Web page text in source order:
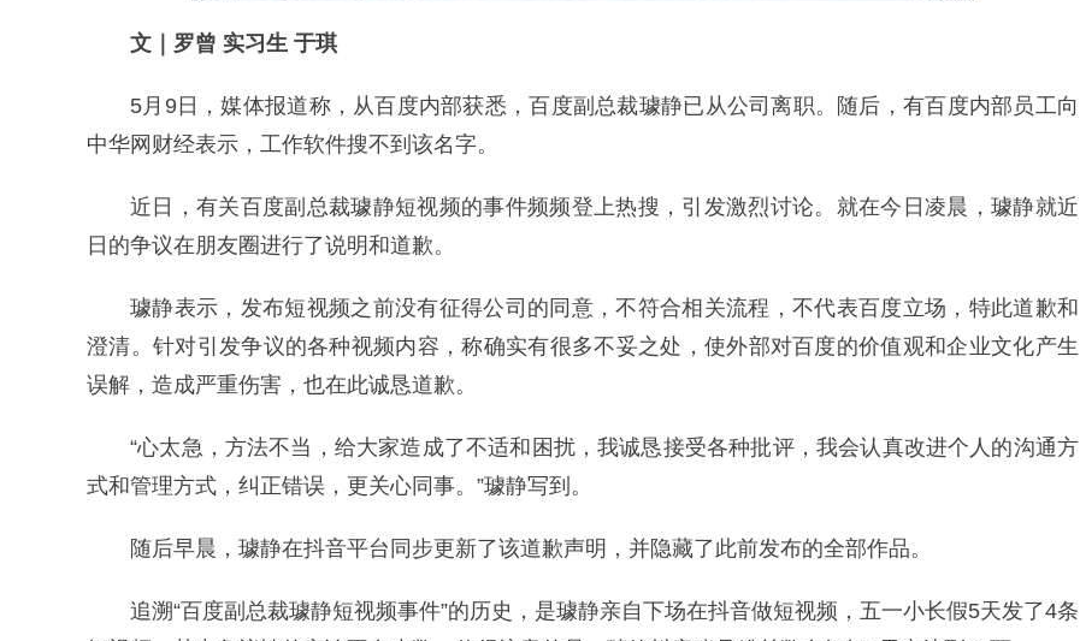
文｜罗曾 实习生 于琪
5月9日，媒体报道称，从百度内部获悉，百度副总裁璩静已从公司离职。随后，有百度内部员工向
中华网财经表示，工作软件搜不到该名字。
近日，有关百度副总裁璩静短视频的事件频频登上热搜，引发激烈讨论。就在今日凌晨，璩静就近
日的争议在朋友圈进行了说明和道歉。
璩静表示，发布短视频之前没有征得公司的同意，不符合相关流程，不代表百度立场，特此道歉和
澄清。针对引发争议的各种视频内容，称确实有很多不妥之处，使外部对百度的价值观和企业文化产生
误解，造成严重伤害，也在此诚恳道歉。
“心太急，方法不当，给大家造成了不适和困扰，我诚恳接受各种批评，我会认真改进个人的沟通方
式和管理方式，纠正错误，更关心同事。”璩静写到。
随后早晨，璩静在抖音平台同步更新了该道歉声明，并隐藏了此前发布的全部作品。
追溯“百度副总裁璩静短视频事件”的历史，是璩静亲自下场在抖音做短视频，五一小长假5天发了4条